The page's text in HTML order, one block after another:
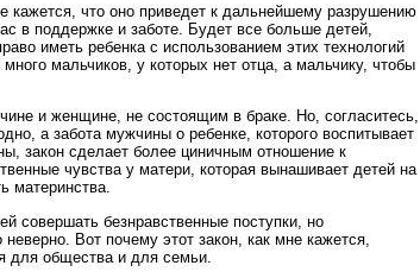
кажется, что оно приведет к дальнейшему разрушению
в поддержке и заботе. Будет все больше детей,
иметь ребенка с использованием этих технологий
мальчиков, у которых нет отца, а мальчику, чтобы
и женщине, не состоящим в браке. Но, согласитесь,
а забота мужчины о ребенке, которого воспитывает
закон сделает более циничным отношение к
чувства у матери, которая вынашивает детей на
материнства.
совершать безнравственные поступки, но
Вот почему этот закон, как мне кажется,
для общества и для семьи.